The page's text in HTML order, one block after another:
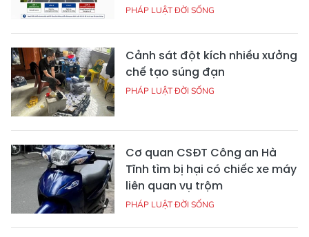
PHÁP LUẬT ĐỜI SỐNG
Cảnh sát đột kích nhiều xưởng
chế tạo súng đạn
PHÁP LUẬT ĐỜI SỐNG
Cơ quan CSĐT Công an Hà
Tĩnh tìm bị hại có chiếc xe máy
liên quan vụ trộm
PHÁP LUẬT ĐỜI SỐNG